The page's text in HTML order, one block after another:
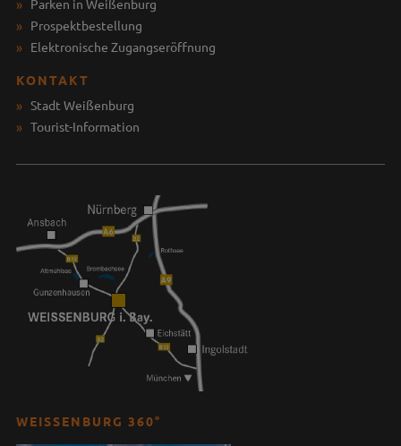
Parken in Weißenburg
Prospektbestellung
Elektronische Zugangseröffnung
KONTAKT
Stadt Weißenburg
Tourist-Information
WEISSENBURG 360°